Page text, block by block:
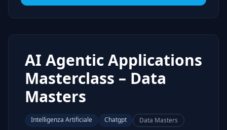
AI Agentic Applications
Masterclass – Data
Masters
Intelligenza Artificiale Chatgpt Data Masters